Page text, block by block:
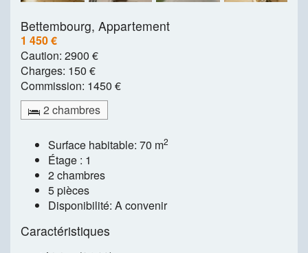
Bettembourg, Appartement
1 450 €
Caution: 2900 €
Charges: 150 €
Commission: 1450 €
2 chambres
Surface habitable: 70 m2
Étage : 1
2 chambres
5 pièces
Disponibilité: A convenir
Caractéristiques